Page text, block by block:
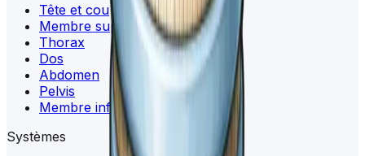
Tête et cou
Membre supérieur
Thorax
Dos
Abdomen
Pelvis
Membre inférieur
Systèmes